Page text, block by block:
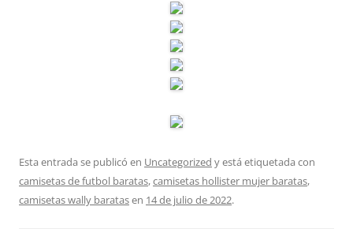
Esta entrada se publicó en Uncategorized y está etiquetada con
camisetas de futbol baratas,camisetas hollister mujer baratas,
camisetas wally baratasen 14 de julio de 2022.